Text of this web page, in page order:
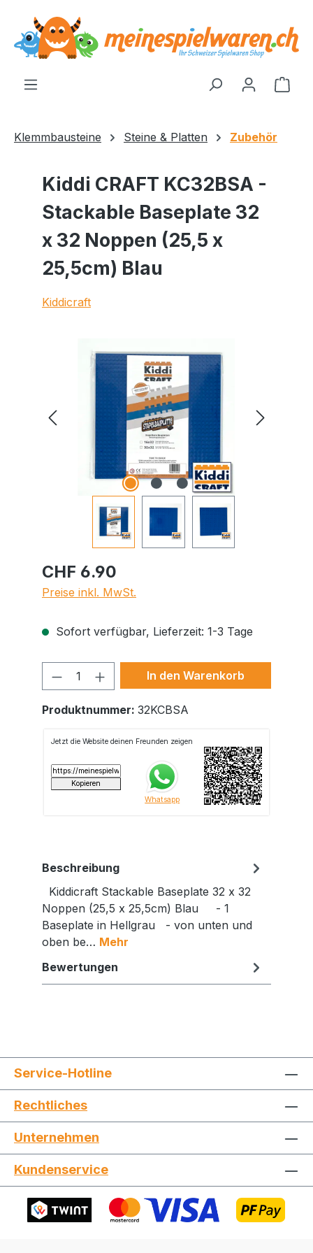
springen
Klemmbausteine Steine & Platten Zubehör
Kiddi CRAFT KC32BSA -
Stackable Baseplate 32
x 32 Noppen (25,5 x
25,5cm) Blau
Kiddicraft
CHF 6.90
Preise inkl. MwSt.
Sofort verfügbar, Lieferzeit: 1-3 Tage
Produkt Anzahl: Gib den
In den Warenkorb
Produktnummer: 32KCBSA
Jetzt die Website deinen Freunden zeigen
Kopieren
Beschreibung
Kiddicraft Stackable Baseplate 32 x 32
Noppen (25,5 x 25,5cm) Blau - 1
Baseplate in Hellgrau - von unten und
oben be… Mehr
Bewertungen
Service-Hotline
Rechtliches
Unternehmen
Kundenservice